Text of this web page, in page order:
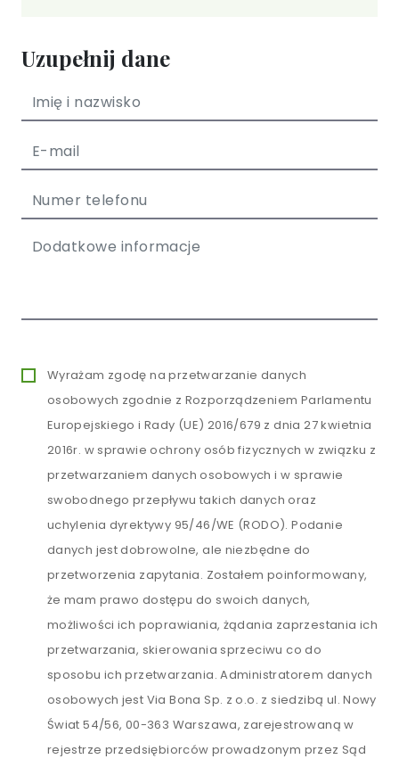
Uzupełnij dane
Wyrażam zgodę na przetwarzanie danych
osobowych zgodnie z Rozporządzeniem Parlamentu
Europejskiego i Rady (UE) 2016/679 z dnia 27 kwietnia
2016r. w sprawie ochrony osób fizycznych w związku z
przetwarzaniem danych osobowych i w sprawie
swobodnego przepływu takich danych oraz
uchylenia dyrektywy 95/46/WE (RODO). Podanie
danych jest dobrowolne, ale niezbędne do
przetworzenia zapytania. Zostałem poinformowany,
że mam prawo dostępu do swoich danych,
możliwości ich poprawiania, żądania zaprzestania ich
przetwarzania, skierowania sprzeciwu co do
sposobu ich przetwarzania. Administratorem danych
osobowych jest Via Bona Sp. z o.o. z siedzibą ul. Nowy
Świat 54/56, 00-363 Warszawa, zarejestrowaną w
rejestrze przedsiębiorców prowadzonym przez Sąd